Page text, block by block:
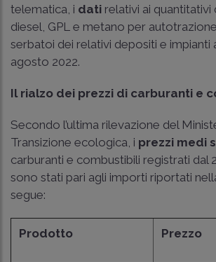
telematica, i dati relativi ai quantitativi
diesel, GPL e metano per autotrazione
serbatoi dei relativi depositi e impianti
agosto 2022.
Il rialzo dei prezzi di carburanti e
Secondo l’ultima rilevazione del
Transizione ecologica, i prezzi medi
carburanti e combustibili registrati dal
sono stati pari agli importi riportati
segue:
Prodotto Prezzo